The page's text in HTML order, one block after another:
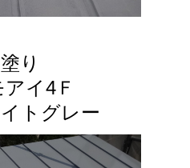
り
イ4Ｆ
トグレー